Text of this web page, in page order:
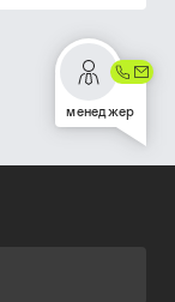
менеджер